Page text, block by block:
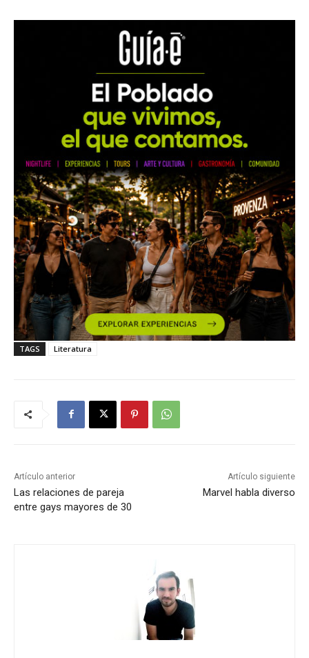
TAGS Literatura
Artículo anterior
Las relaciones de pareja
entre gays mayores de 30
Artículo siguiente
Marvel habla diverso